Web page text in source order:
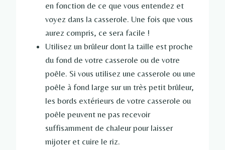
en fonction de ce que vous entendez et
voyez dans la casserole. Une fois que vous
aurez compris, ce sera facile !
Utilisez un brûleur dont la taille est proche
du fond de votre casserole ou de votre
poêle. Si vous utilisez une casserole ou une
poêle à fond large sur un très petit brûleur,
les bords extérieurs de votre casserole ou
poêle peuvent ne pas recevoir
suffisamment de chaleur pour laisser
mijoter et cuire le riz.